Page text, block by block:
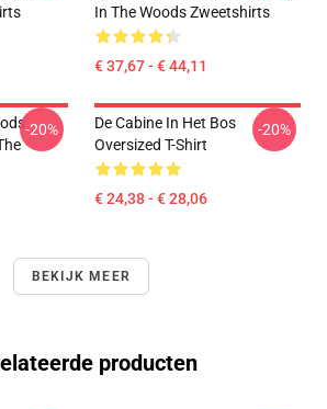
In The Woods Zweetshirts
€ 37,67 - € 44,11
-20%
De Cabine In Het Bos
Oversized T-Shirt
€ 24,38 - € 28,06
-20%
BEKIJK MEER
producten